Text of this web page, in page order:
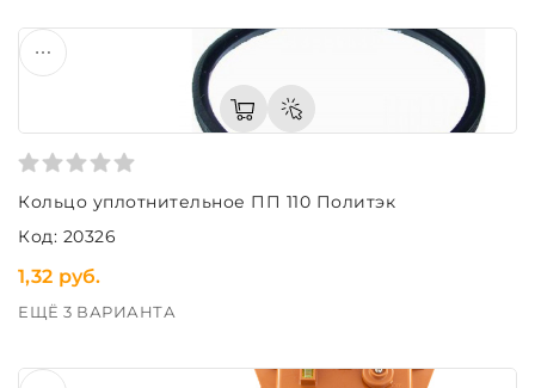
Кольцо уплотнительное ПП 110 Политэк
Код: 20326
1,32 руб.
ЕЩЁ 3 ВАРИАНТА